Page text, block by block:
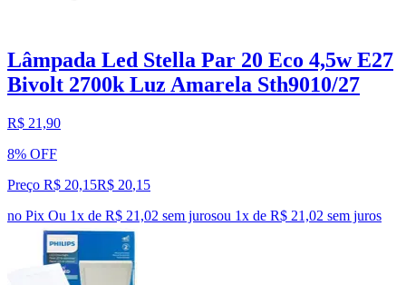
Lâmpada Led Stella Par 20 Eco 4,5w E27
Bivolt 2700k Luz Amarela Sth9010/27
R$ 21,90
8% OFF
Preço R$ 20,15R$ 20,15
no Pix Ou 1x de R$ 21,02 sem jurosou 1x de R$ 21,02 sem juros